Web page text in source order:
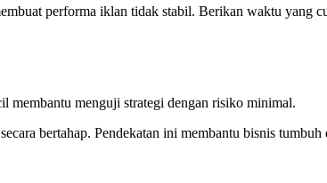
performa iklan tidak stabil. Berikan waktu yang
membantu menguji strategi dengan risiko minimal.
bertahap. Pendekatan ini membantu bisnis tumbuh